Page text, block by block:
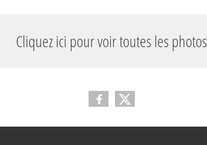
Cliquez ici pour voir toutes les photos